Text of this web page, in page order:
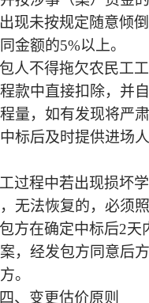
现未按规定随意倾
金额的5%以上。
人不得拖欠农民工
款中直接扣除，并
量，如有发现将严
标后及时提供进场
过程中若出现损坏
无法恢复的，必须照
方在确定中标后2天
，经发包方同意后
。
、变更估价原则